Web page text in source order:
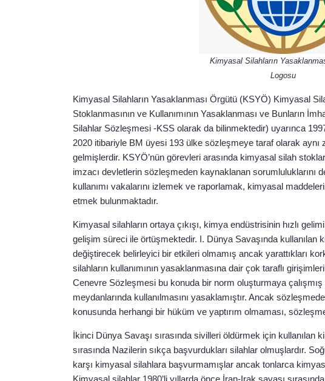
Kimyasal Silahların
Logosu
Kimyasal Silahların Yasaklanması Örgütü (KSYÖ) Kimyasal
Stoklanmasının ve Kullanımının Yasaklanması ve Bunların
Silahlar Sözleşmesi -KSS olarak da bilinmektedir) uyarınca
2020 itibariyle BM üyesi 193 ülke sözleşmeye taraf olarak aynı
gelmişlerdir. KSYÖ’nün görevleri arasında kimyasal silah
imzacı devletlerin sözleşmeden kaynaklanan sorumluluklarını
kullanımı vakalarını izlemek ve raporlamak, kimyasal
etmek bulunmaktadır.
Kimyasal silahların ortaya çıkışı, kimya endüstrisinin hızlı
gelişim süreci ile örtüşmektedir. I. Dünya Savaşında kullanılan
değiştirecek belirleyici bir etkileri olmamış ancak yarattıkları
silahların kullanımının yasaklanmasına dair çok taraflı
Cenevre Sözleşmesi bu konuda bir norm oluşturmaya
meydanlarında kullanılmasını yasaklamıştır. Ancak
konusunda herhangi bir hüküm ve yaptırım olmaması,
İkinci Dünya Savaşı sırasında sivilleri öldürmek için kullanılan
sırasında Nazilerin sıkça başvurdukları silahlar olmuşlardır.
karşı kimyasal silahlara başvurmamışlar ancak tonlarca
Kimyasal silahlar 1980’li yıllarda önce İran-Irak savaşı